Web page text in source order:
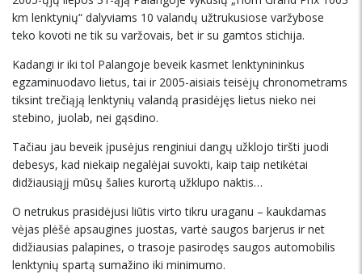
km lenktynių“ dalyviams 10 valandų užtrukusiose varžybose
teko kovoti ne tik su varžovais, bet ir su gamtos stichija.
Kadangi ir iki tol Palangoje beveik kasmet lenktynininkus
egzaminuodavo lietus, tai ir 2005-aisiais teisėjų chronometrams
tiksint trečiąją lenktynių valandą prasidėjęs lietus nieko nei
stebino, juolab, nei gąsdino.
Tačiau jau beveik įpusėjus renginiui dangų užklojo tiršti juodi
debesys, kad niekaip negalėjai suvokti, kaip taip netikėtai
didžiausiąjį mūsų šalies kurortą užklupo naktis…
O netrukus prasidėjusi liūtis virto tikru uraganu – kaukdamas
vėjas plėšė apsaugines juostas, vartė saugos barjerus ir net
didžiausias palapines, o trasoje pasirodęs saugos automobilis
lenktynių spartą sumažino iki minimumo.